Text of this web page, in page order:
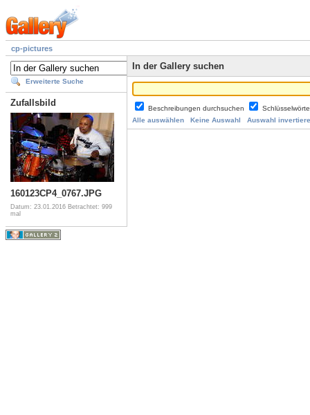
cp-pictures
Erweiterte Suche
Zufallsbild
160123CP4_0767.JPG
Datum: 23.01.2016 Betrachtet: 999
mal
In der Gallery suchen
Beschreibungen durchsuchen
Alle auswählen
Keine Auswahl Auswahl